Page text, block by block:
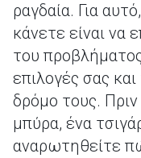
ραγδαία. Για
κάνετε είναι να
του
επιλογές σας
δρόμο τους.
μπύρα, ένα
αναρωτηθείτε